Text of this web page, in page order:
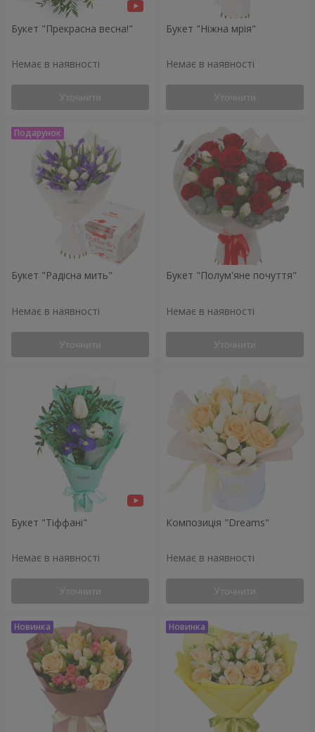
Букет "Прекрасна весна!"
Немає в наявності
Уточнити
Букет "Ніжна мрія"
Немає в наявності
Уточнити
Букет "Радісна мить"
Немає в наявності
Уточнити
Букет "Полум'яне почуття"
Немає в наявності
Уточнити
Букет "Тіффані"
Немає в наявності
Уточнити
Композиція "Dreams"
Немає в наявності
Уточнити